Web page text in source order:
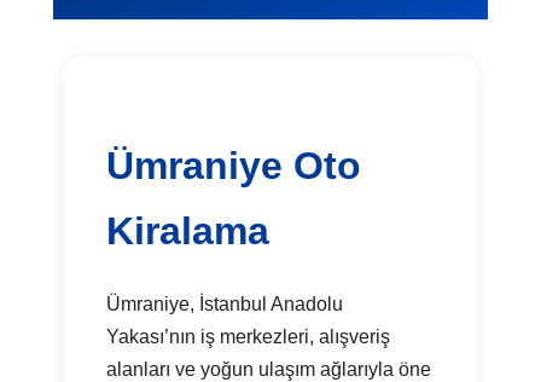
Ümraniye Oto
Kiralama
Ümraniye, İstanbul Anadolu
Yakası’nın iş merkezleri, alışveriş
alanları ve yoğun ulaşım ağlarıyla öne